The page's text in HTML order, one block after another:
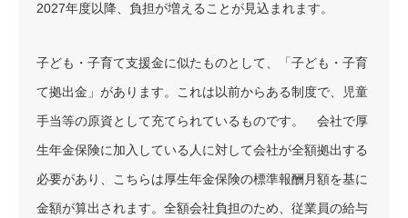
2027年度以降、負担が増えることが見込まれます。
子ども・子育て支援金に似たものとして、「子ども・子育
て拠出金」があります。これは以前からある制度で、児童
手当等の原資として充てられているものです。 会社で厚
生年金保険に加入している人に対して会社が全額拠出する
必要があり、こちらは厚生年金保険の標準報酬月額を基に
金額が算出されます。全額会社負担のため、従業員の給与